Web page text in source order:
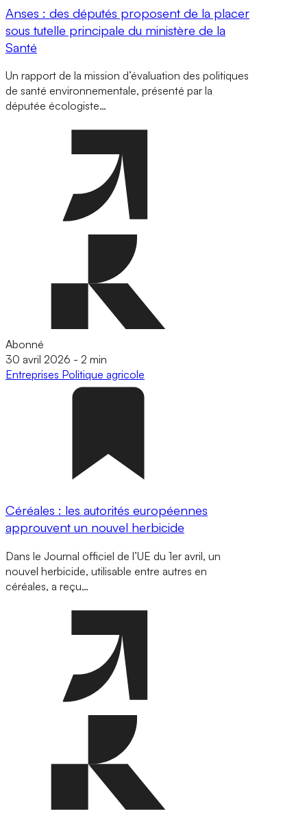
Anses : des députés proposent de la placer
sous tutelle principale du ministère de la
Santé
Un rapport de la mission d’évaluation des politiques
de santé environnementale, présenté par la
députée écologiste…
Abonné
30 avril 2026 - 2 min
Entreprises Politique agricole
Céréales : les autorités européennes
approuvent un nouvel herbicide
Dans le Journal officiel de l’UE du 1er avril, un
nouvel herbicide, utilisable entre autres en
céréales, a reçu…